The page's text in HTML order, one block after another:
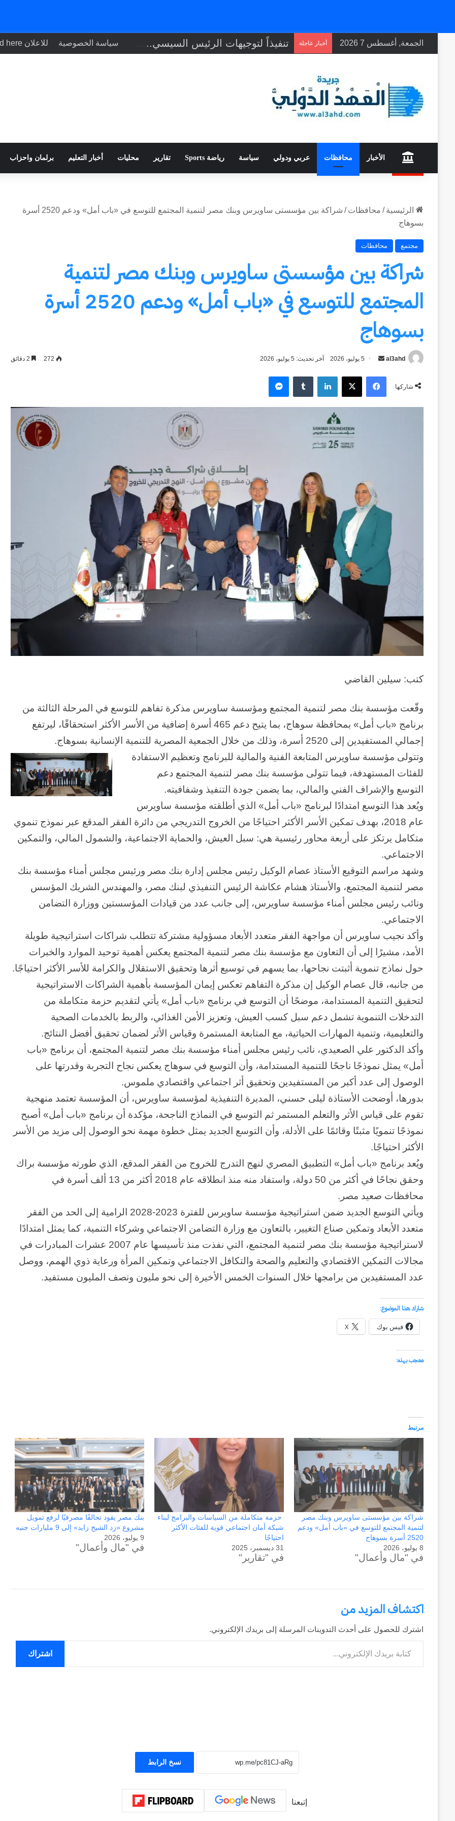
الجمعة, أغسطس 7 2026 أخبار عاجلة تنفيذاً لتوجيهات الرئيس السيسي.. وزير الصحة يبحث مع نظيره التشادي سياسة الخصوصية للاعلان Your ad here
الأخبار محافظات عربي ودولي سياسة رياضة Sports تقارير محليات أخبار التعليم برلمان واحزاب
الرئيسية / محافظات /
شراكة بين مؤسستى ساويرس وبنك مصر لتنمية المجتمع للتوسع في «باب أمل» ودعم 2520 أسرة
بسوهاج
مجتمع محافظات
شراكة بين مؤسستى ساويرس وبنك مصر لتنمية
المجتمع للتوسع في «باب أمل» ودعم 2520 أسرة
بسوهاج
al3ahd
أرسل
إلكترونيا
5 يوليو، 2026 آخر تحديث: 5 يوليو، 2026 272
شاركها
فيسبوك‫X لينكدإن
‏Tumblr ماسنجر
كتب: سيلين القاضي
وقّعت مؤسسة بنك مصر لتنمية المجتمع ومؤسسة ساويرس مذكرة تفاهم للتوسع في المرحلة الثالثة من
برنامج «باب أمل» بمحافظة سوهاج، بما يتيح دعم 465 أسرة إضافية من الأسر الأكثر استحقاقًا، ليرتفع
إجمالي المستفيدين إلى 2520 أسرة، وذلك من خلال الجمعية المصرية للتنمية الإنسانية بسوهاج.
وتتولى مؤسسة ساويرس المتابعة الفنية والمالية للبرنامج وتعظيم الاستفادة
للفئات المستهدفة، فيما تتولى مؤسسة بنك مصر لتنمية المجتمع دعم
التوسع والإشراف الفني والمالي، بما يضمن جودة التنفيذ وشفافيته.
ويُعد هذا التوسع امتدادًا لبرنامج «باب أمل» الذي أطلقته مؤسسة ساويرس
عام 2018، بهدف تمكين الأسر الأكثر احتياجًا من الخروج التدريجي من دائرة الفقر المدقع عبر نموذج تنموي
متكامل يرتكز على أربعة محاور رئيسية هي: سبل العيش، والحماية الاجتماعية، والشمول المالي، والتمكين
الاجتماعي.
وشهد مراسم التوقيع الأستاذ عصام الوكيل رئيس مجلس إدارة بنك مصر ورئيس مجلس أمناء مؤسسة بنك
مصر لتنمية المجتمع، والأستاذ هشام عكاشة الرئيس التنفيذي لبنك مصر، والمهندس الشريك المؤسس
ونائب رئيس مجلس أمناء مؤسسة ساويرس، إلى جانب عدد من قيادات المؤسستين ووزارة التضامن
الاجتماعي.
وأكد نجيب ساويرس أن مواجهة الفقر متعدد الأبعاد مسؤولية مشتركة تتطلب شراكات استراتيجية طويلة
الأمد، مشيرًا إلى أن التعاون مع مؤسسة بنك مصر لتنمية المجتمع يعكس أهمية توحيد الموارد والخبرات
حول نماذج تنموية أثبتت نجاحها، بما يسهم في توسيع أثرها وتحقيق الاستقلال والكرامة للأسر الأكثر احتياجًا.
من جانبه، قال عصام الوكيل إن مذكرة التفاهم تعكس إيمان المؤسسة بأهمية الشراكات الاستراتيجية
لتحقيق التنمية المستدامة، موضحًا أن التوسع في برنامج «باب أمل» يأتي لتقديم حزمة متكاملة من
التدخلات التنموية تشمل دعم سبل كسب العيش، وتعزيز الأمن الغذائي، والربط بالخدمات الصحية
والتعليمية، وتنمية المهارات الحياتية، مع المتابعة المستمرة وقياس الأثر لضمان تحقيق أفضل النتائج.
وأكد الدكتور علي الصعيدي، نائب رئيس مجلس أمناء مؤسسة بنك مصر لتنمية المجتمع، أن برنامج «باب
أمل» يمثل نموذجًا ناجحًا للتنمية المستدامة، وأن التوسع في سوهاج يعكس نجاح التجربة وقدرتها على
الوصول إلى عدد أكبر من المستفيدين وتحقيق أثر اجتماعي واقتصادي ملموس.
بدورها، أوضحت الأستاذة ليلى حسني، المديرة التنفيذية لمؤسسة ساويرس، أن المؤسسة تعتمد منهجية
تقوم على قياس الأثر والتعلم المستمر ثم التوسع في النماذج الناجحة، مؤكدة أن برنامج «باب أمل» أصبح
نموذجًا تنمويًا مثبتًا وقائمًا على الأدلة، وأن التوسع الجديد يمثل خطوة مهمة نحو الوصول إلى مزيد من الأسر
الأكثر احتياجًا.
ويُعد برنامج «باب أمل» التطبيق المصري لنهج التدرج للخروج من الفقر المدقع، الذي طورته مؤسسة براك
وحقق نجاحًا في أكثر من 50 دولة، واستفاد منه منذ انطلاقه عام 2018 أكثر من 13 ألف أسرة في
محافظات صعيد مصر.
ويأتي التوسع الجديد ضمن استراتيجية مؤسسة ساويرس للفترة 2023-2028 الرامية إلى الحد من الفقر
متعدد الأبعاد وتمكين صناع التغيير، بالتعاون مع وزارة التضامن الاجتماعي وشركاء التنمية، كما يمثل امتدادًا
لاستراتيجية مؤسسة بنك مصر لتنمية المجتمع، التي نفذت منذ تأسيسها عام 2007 عشرات المبادرات في
مجالات التمكين الاقتصادي والتعليم والصحة والتكافل الاجتماعي وتمكين المرأة ورعاية ذوي الهمم، ووصل
عدد المستفيدين من برامجها خلال السنوات الخمس الأخيرة إلى نحو مليون ونصف المليون مستفيد.
شارك هذا الموضوع:
فيس بوك
X
معجب بهذه:
مرتبط
شراكة بين مؤسستى ساويرس وبنك مصر
لتنمية المجتمع للتوسع في «باب أمل» ودعم
2520 أسرة بسوهاج
8 يوليو، 2026
في "مال وأعمال"
حزمة متكاملة من السياسات والبرامج لبناء
شبكة أمان اجتماعي قوية للفئات الأكثر
احتياجًا
31 ديسمبر، 2025
في "تقارير"
بنك مصر يقود تحالفًا مصرفيًا لرفع تمويل
مشروع «زد الشيخ زايد» إلى 9 مليارات جنيه
9 يوليو، 2026
في "مال وأعمال"
اكتشاف المزيد من
اشترك للحصول على أحدث التدوينات المرسلة إلى بريدك الإلكتروني.
كتابة بريدك الإلكتروني...
اشتراك
نسخ الرابط
إتبعنا
وكالة
الـ
CIA
و
٢٣
يوليو..
عاماً
من
المراقبة
وإعادة
وإعادة الحسابات
الحرب
حربين
والضربة
القاضية
(٣)
الحرب حربين والضربة القاضية (٣)